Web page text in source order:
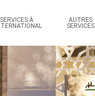
SERVICES À
AUTRES
SERVICES